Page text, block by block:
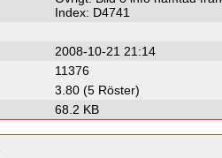
Index: D4741
2008-10-21 21:14
11376
3.80 (5 Röster)
68.2 KB